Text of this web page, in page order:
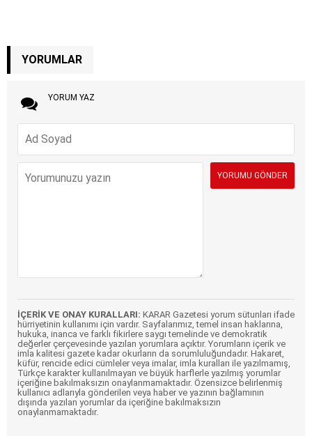
YORUMLAR
YORUM YAZ
İÇERİK VE ONAY KURALLARI: KARAR Gazetesi yorum sütunları ifade
hürriyetinin kullanımı için vardır. Sayfalarımız, temel insan haklarına,
hukuka, inanca ve farklı fikirlere saygı temelinde ve demokratik
değerler çerçevesinde yazılan yorumlara açıktır. Yorumların içerik ve
imla kalitesi gazete kadar okurların da sorumluluğundadır. Hakaret,
küfür, rencide edici cümleler veya imalar, imla kuralları ile yazılmamış,
Türkçe karakter kullanılmayan ve büyük harflerle yazılmış yorumlar
içeriğine bakılmaksızın onaylanmamaktadır. Özensizce belirlenmiş
kullanıcı adlarıyla gönderilen veya haber ve yazının bağlamının
dışında yazılan yorumlar da içeriğine bakılmaksızın
onaylanmamaktadır.